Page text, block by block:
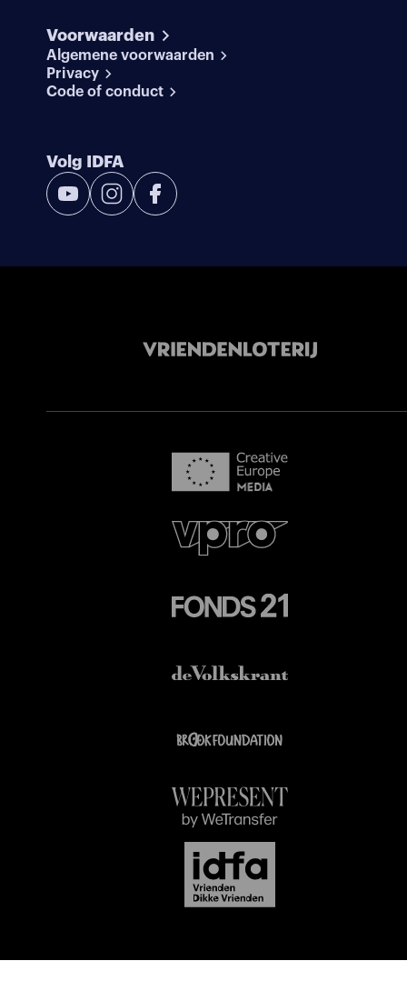
Voorwaarden
Algemene voorwaarden
Privacy
Code of conduct
Volg IDFA